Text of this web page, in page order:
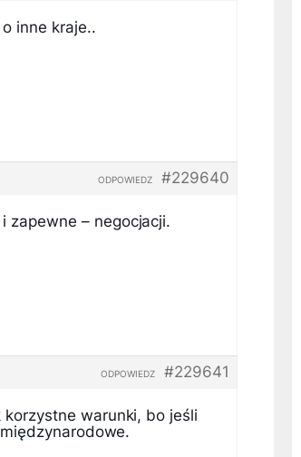
inne kraje..
#229640
ODPOWIEDZ
zapewne – negocjacji.
#229641
ODPOWIEDZ
warunki, bo jeśli